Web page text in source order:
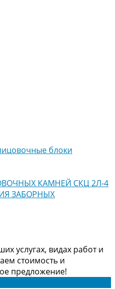
блоки
КАМНЕЙ СКЦ 2Л-4
ЗАБОРНЫХ
услугах, видах работ и
стоимость и
предложение!